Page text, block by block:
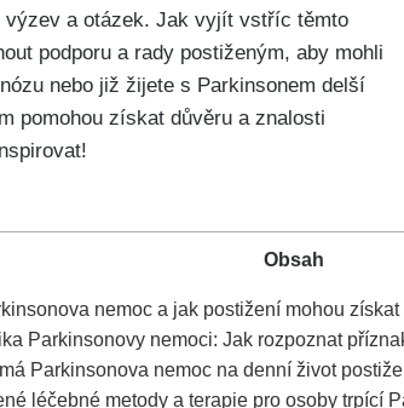
výzev a otázek. Jak vyjít vstříc těmto
podporu a rady postiženým, aby mohli
nebo již žijete s Parkinsonem delší
pomohou získat důvěru a znalosti
Obsah
nemoc a jak postižení mohou
Parkinsonovy nemoci: Jak rozpoznat
Parkinsonova nemoc na denní život
léčebné metody a terapie pro osoby trpící